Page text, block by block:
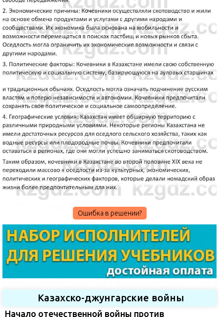
Ошибка в решении?
Казахско-джунгарские войны
Начало отечественной войны против